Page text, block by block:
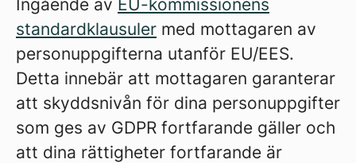
Ingående av EU-kommissionens
standardklausuler med mottagaren av
personuppgifterna utanför EU/EES.
Detta innebär att mottagaren garanterar
att skyddsnivån för dina personuppgifter
som ges av GDPR fortfarande gäller och
att dina rättigheter fortfarande är